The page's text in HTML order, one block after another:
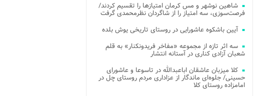
شاهین نوشهر و مس کرمان امتیازها را تقسیم کردند/
فرصت‌سوزی، سه امتیاز را از شاگردان نظرمحمدی گرفت
آیین باشکوه عاشورایی در روستای تاریخی یوش بلده
سه اثر تازه از مجموعه «مفاخر فریدونکنار» به قلم
شعبان آزادی کناری در آستانه انتشار
کلا میزبان عاشقان اباعبدالله در تاسوعا و عاشورای
حسینی/ جلوه‌ای ماندگار از عزاداری مردم روستای چل در
امامزاده روستای کلا